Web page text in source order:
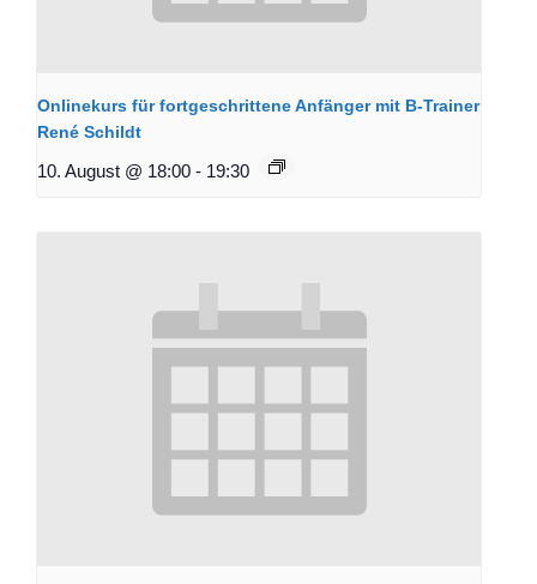
Onlinekurs für fortgeschrittene Anfänger mit B-Trainer
René Schildt
10. August @ 18:00 - 19:30